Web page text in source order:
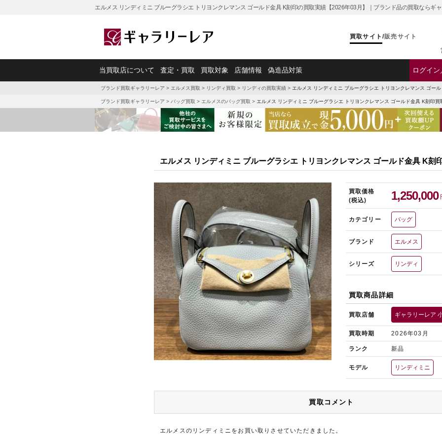
エルメス リンディミニ ブルーグラシエ トリヨンクレマンス ゴールド金具 K刻印の買取実績【2026年03月】｜ブランド品の買取ならギ
買取サイト /販売サイト
当買取店について 査定・買取 買取対象 店舗情報 偽造品対策 ログイ
ブランド買取ギャラリーレア > エルメス買取 > リンディ買取 > リンディの買取実績 > エルメス リンディミニ ブルーグラシエ トリヨンクレマンス ゴー
ブランド買取ギャラリーレア > バッグ買取 > エルメスのバッグ買取 > エルメス リンディミニ ブルーグラシエ トリヨンクレマンス ゴールド金具 K刻印買
エルメス リンディミニ ブルーグラシエ トリヨンクレマンス ゴールド金具 K刻
買取価格
(税込)
1,250,000
カテゴリー バッグ
ブランド エルメス
シリーズ リンディ
買取商品詳細
買取店舗 ギャラリーレア
買取時期 2026年03月
ランク 新品
モデル リンディミニ
買取コメント
エルメスのリンディミニをお買い取りさせていただきました。